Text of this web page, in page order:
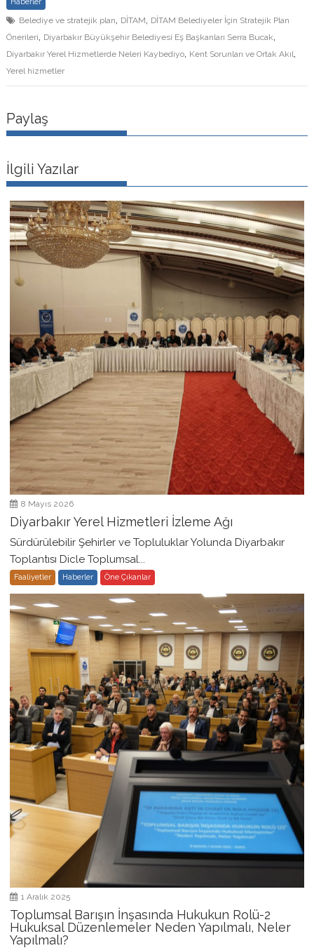
Belediye ve stratejik plan, DİTAM, DİTAM Belediyeler İçin Stratejik Plan
Önerileri, Diyarbakır Büyükşehir Belediyesi Eş Başkanları Serra Bucak,
Diyarbakır Yerel Hizmetlerde Neleri Kaybediyo, Kent Sorunları ve Ortak Akıl,
Yerel hizmetler
Paylaş
İlgili Yazılar
8 Mayıs 2026
Diyarbakır Yerel Hizmetleri İzleme Ağı
Sürdürülebilir Şehirler ve Topluluklar Yolunda Diyarbakır
Toplantısı Dicle Toplumsal...
Faaliyetler Haberler Öne Çıkanlar
1 Aralık 2025
Toplumsal Barışın İnşasında Hukukun Rolü-2
Hukuksal Düzenlemeler Neden Yapılmalı, Neler
Yapılmalı?